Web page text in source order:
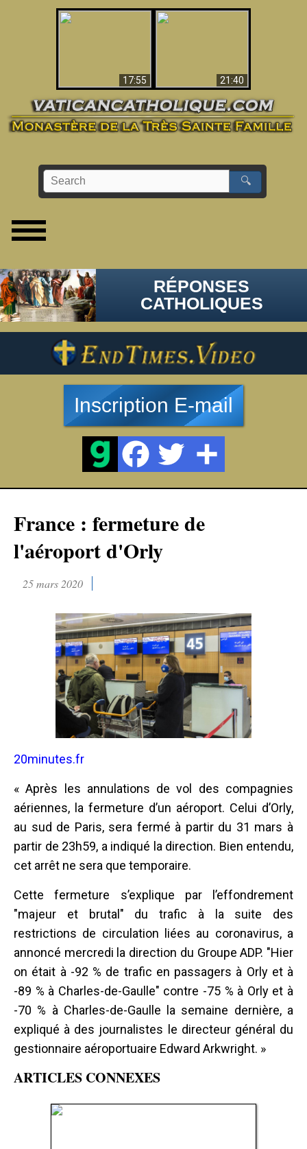
17:55
21:40
🔍
RÉPONSES
CATHOLIQUES
Inscription E-mail
France : fermeture de
l'aéroport d'Orly
25 mars 2020
20minutes.fr
« Après les annulations de vol des compagnies
aériennes, la fermeture d’un aéroport. Celui d’Orly,
au sud de Paris, sera fermé à partir du 31 mars à
partir de 23h59, a indiqué la direction. Bien entendu,
cet arrêt ne sera que temporaire.
Cette fermeture s’explique par l’effondrement
"majeur et brutal" du trafic à la suite des
restrictions de circulation liées au coronavirus, a
annoncé mercredi la direction du Groupe ADP. "Hier
on était à -92 % de trafic en passagers à Orly et à
-89 % à Charles-de-Gaulle" contre -75 % à Orly et à
-70 % à Charles-de-Gaulle la semaine dernière, a
expliqué à des journalistes le directeur général du
gestionnaire aéroportuaire Edward Arkwright. »
ARTICLES CONNEXES